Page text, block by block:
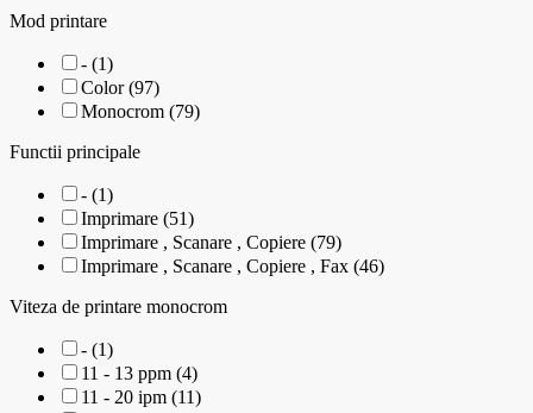
Mod printare
- (1)
Color (97)
Monocrom (79)
Functii principale
- (1)
Imprimare (51)
Imprimare , Scanare , Copiere (79)
Imprimare , Scanare , Copiere , Fax (46)
Viteza de printare monocrom
- (1)
11 - 13 ppm (4)
11 - 20 ipm (11)